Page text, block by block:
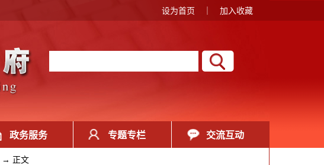
设为首页 加入收藏
政务服务 专题专栏 交流互动
→ 正文